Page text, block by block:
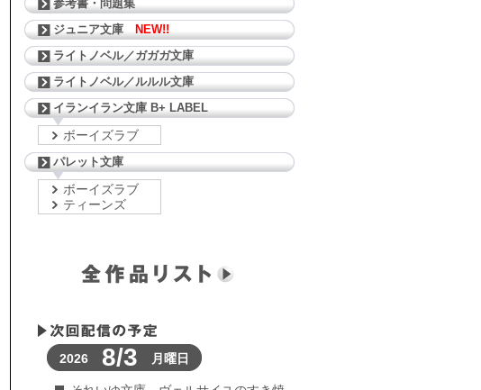
参考書・問題集
ジュニア文庫
NEW!!
ライトノベル／ガガガ文庫
ライトノベル／ルルル文庫
イランイラン文庫 B+ LABEL
ボーイズラブ
パレット文庫
ボーイズラブ
ティーンズ
2026 8/3 月曜日